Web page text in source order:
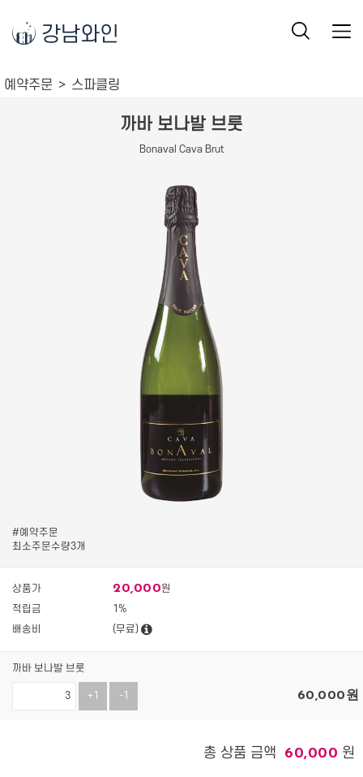
강남와인
예약주문 스파클링
까바 보나발 브룻
Bonaval Cava Brut
#예약주문
최소주문수량3개
상품가 20,000원
적립금
1%
배송비
(무료)
까바 보나발 브룻
+1 -1 60,000원
총 상품 금액 60,000 원